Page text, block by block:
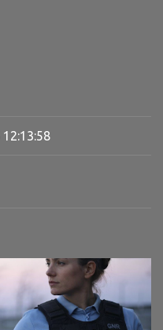
12:13:58